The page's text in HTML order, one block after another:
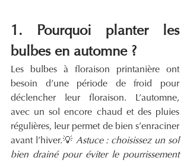
1. Pourquoi planter les
bulbes en automne ?
Les bulbes à floraison printanière ont
besoin d’une période de froid pour
déclencher leur floraison. L’automne,
avec un sol encore chaud et des pluies
régulières, leur permet de bien s’enraciner
avant l’hiver.💡 Astuce : choisissez un sol
bien drainé pour éviter le pourrissement